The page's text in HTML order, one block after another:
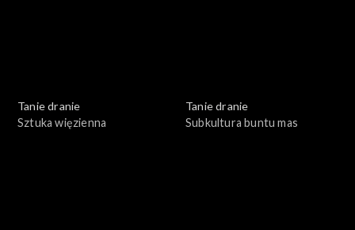
Tanie dranie
Sztuka więzienna
Tanie dranie
Subkultura buntu mas